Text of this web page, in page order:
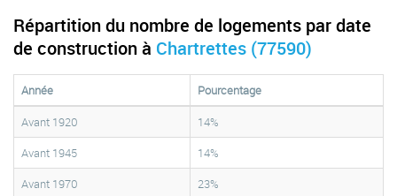
Répartition du nombre de logements par date
de construction à Chartrettes (77590)
Année
Pourcentage
Avant 1920
14%
Avant 1945
14%
Avant 1970
23%